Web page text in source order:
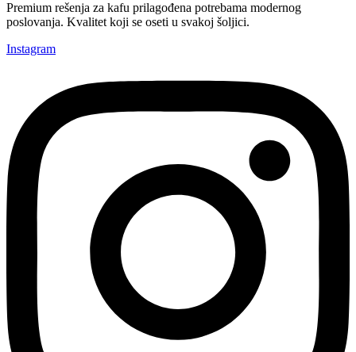
Premium rešenja za kafu prilagođena potrebama modernog
poslovanja. Kvalitet koji se oseti u svakoj šoljici.
Instagram